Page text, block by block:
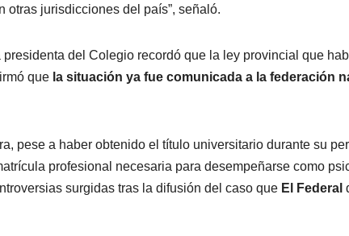
otras jurisdicciones del país”, señaló.
presidenta del Colegio recordó que la ley provincial que
que la situación ya fue comunicada a la federación
pese a haber obtenido el título universitario durante su
profesional necesaria para desempeñarse como
surgidas tras la difusión del caso que El Federal